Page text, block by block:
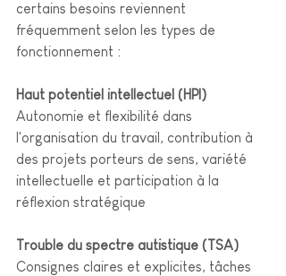
certains besoins reviennent
fréquemment selon les types de
fonctionnement :
Haut potentiel intellectuel (HPI)
Autonomie et flexibilité dans
l'organisation du travail, contribution à
des projets porteurs de sens, variété
intellectuelle et participation à la
réflexion stratégique
Trouble du spectre autistique (TSA)
Consignes claires et explicites, tâches